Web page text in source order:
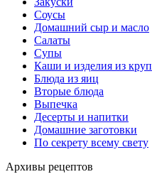
Соусы
Домашний сыр и масло
Салаты
Супы
Каши и изделия из круп
Блюда из яиц
Вторые блюда
Выпечка
Десерты и напитки
Домашние заготовки
По секрету всему свету
Архивы рецептов